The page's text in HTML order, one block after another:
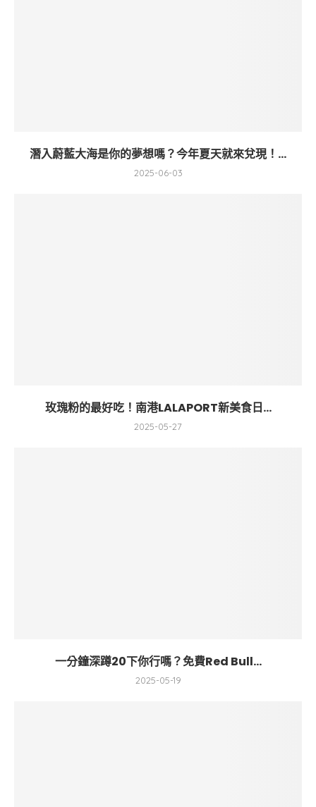
潛入蔚藍大海是你的夢想嗎？今年夏天就來兌現！...
2025-06-03
玫瑰粉的最好吃！南港LALAPORT新美食日...
2025-05-27
一分鐘深蹲20下你行嗎？免費Red Bull...
2025-05-19